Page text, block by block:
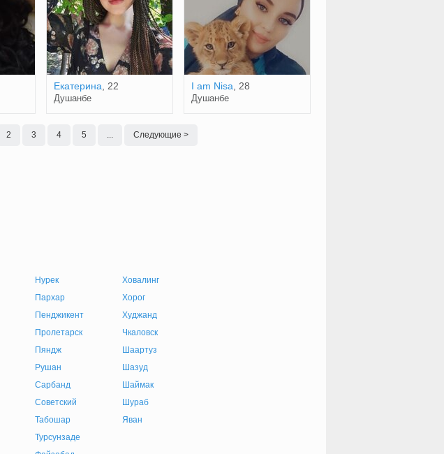
Екатерина , 22
Душанбе
I am Nisa , 28
Душанбе
2 3 4 5 ... Следующие >
Нурек
Пархар
Пенджикент
Пролетарск
Пяндж
Рушан
Сарбанд
Советский
Табошар
Турсунзаде
Ховалинг
Хорог
Худжанд
Чкаловск
Шаартуз
Шазуд
Шаймак
Шураб
Яван